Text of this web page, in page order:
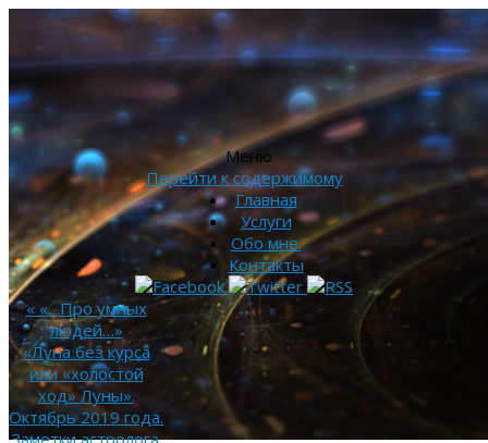
Меню
Перейти к содержимому
Главная
Услуги
Обо мне.
Контакты
««…Про умных
людей…»
«Луна без курса
или «холостой
ход» Луны».
Октябрь 2019 года.
Заметки астролога.